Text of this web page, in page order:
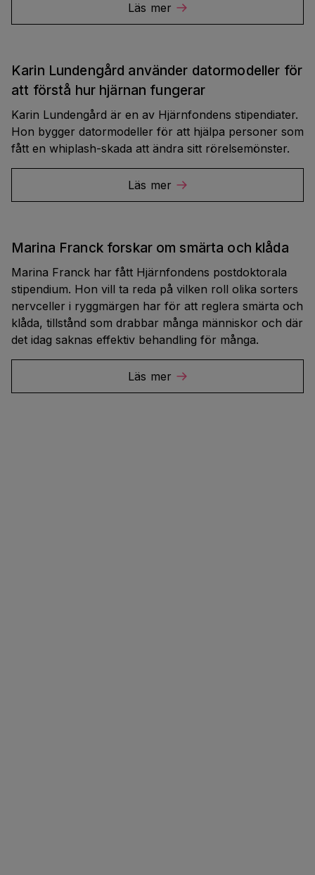
Läs mer
Karin Lundengård använder datormodeller för
att förstå hur hjärnan fungerar
Karin Lundengård är en av Hjärnfondens stipendiater.
Hon bygger datormodeller för att hjälpa personer som
fått en whiplash-skada att ändra sitt rörelsemönster.
Läs mer
Marina Franck forskar om smärta och klåda
Marina Franck har fått Hjärnfondens postdoktorala
stipendium. Hon vill ta reda på vilken roll olika sorters
nervceller i ryggmärgen har för att reglera smärta och
klåda, tillstånd som drabbar många människor och där
det idag saknas effektiv behandling för många.
Läs mer